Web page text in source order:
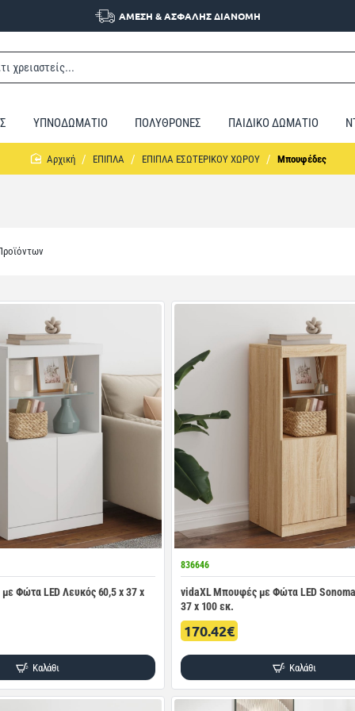
ΑΜΕΣΗ & ΑΣΦΑΛΗΣ ΔΙΑΝΟΜΗ
ΥΠΝΟΔΩΜΑΤΙΟ ΠΟΛΥΘΡΟΝΕΣ ΠΑΙΔΙΚΟ ΔΩΜΑΤΙΟ
homeΕΠΙΠΛΑ ΕΠΙΠΛΑ ΕΣΩΤΕΡΙΚΟΥ ΧΩΡΟΥ Μπουφέδες
Φώτα LED Λευκός 60,5 x 37 x
Καλάθι
836646
vidaXL Μπουφές με Φώτα LED
37 x 100 εκ.
170.42€
Καλάθι